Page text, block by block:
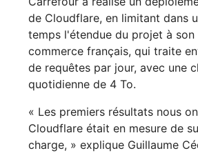
de Cloudflare, en limitant dans
temps l'étendue du projet à
commerce français, qui traite
de requêtes par jour, avec une
quotidienne de 4 To.
« Les premiers résultats nous
Cloudflare était en mesure de
charge, » explique Guillaume